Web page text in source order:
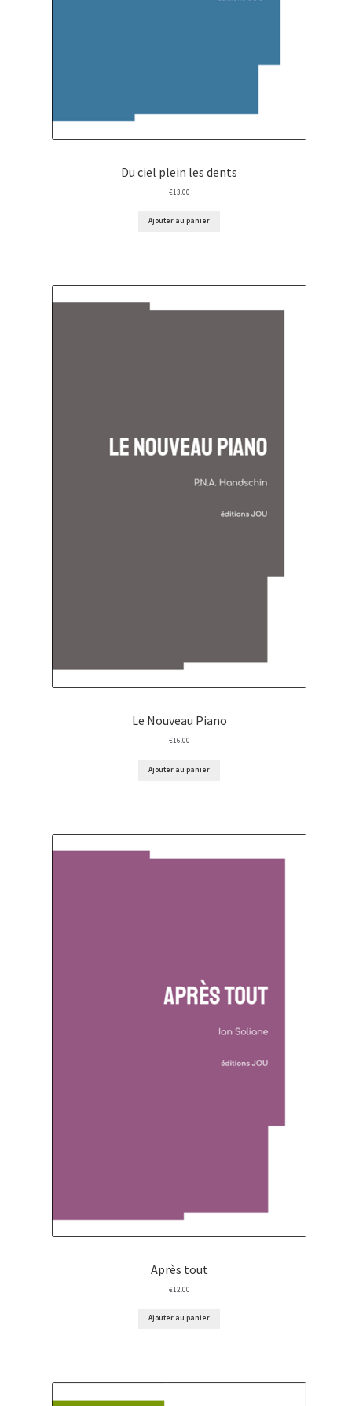
Du ciel plein les dents
€13.00
Ajouter au panier
Le Nouveau Piano
€16.00
Ajouter au panier
Après tout
€12.00
Ajouter au panier